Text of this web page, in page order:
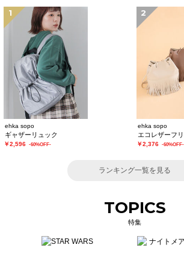
1
ehka sopo
ギャザーリュック
￥2,596 -60%OFF-
2
ehka sopo
￥2,376 -60%OFF-
ランキング一覧を見る
TOPICS
特集